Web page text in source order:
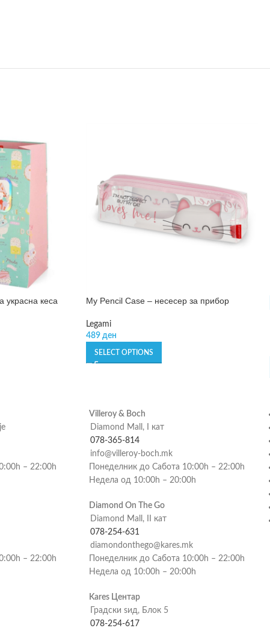
украсна кеса My Pencil Case – несесер за прибор
Legami
489 ден
SELECT OPTIONS
– 22:00h
– 22:00h
Villeroy & Boch
Diamond Mall, I кат
078-365-814
info@villeroy-boch.mk
Понеделник до Сабота 10:00h – 22:00h
Недела од 10:00h – 20:00h
Diamond On The Go
Diamond Mall, II кат
078-254-631
diamondonthego@kares.mk
Понеделник до Сабота 10:00h – 22:00h
Недела од 10:00h – 20:00h
Kares Центар
Градски ѕид, Блок 5
078-254-617